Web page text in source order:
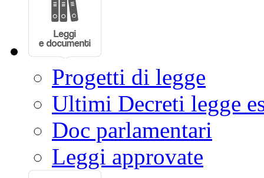
Progetti di legge
Ultimi Decreti legge
Doc parlamentari
Leggi approvate